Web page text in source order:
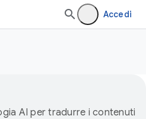
Accedi
AI per tradurre i contenuti